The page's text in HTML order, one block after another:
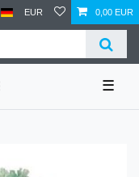
EUR 0,00 EUR
☰